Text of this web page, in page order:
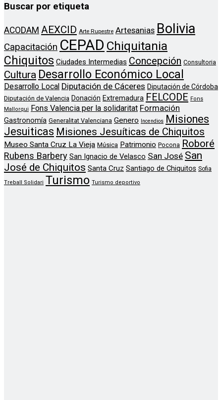
Buscar por etiqueta
ACODAM AEXCID Arte Rupestre Artesanias Bolivia
Capacitación CEPAD Chiquitania
Chiquitos Ciudades Intermedias Concepción Consultoria
Cultura Desarrollo Económico Local
Desarrollo Local Diputación de Cáceres Diputación de Córdoba
Diputación de Valencia Donación Extremadura FELCODE Fons
Mallorqui
Fons Valencia per la solidaritat Formación
Gastronomía Generalitat Valenciana Genero Incendios
Misiones
Jesuiticas Misiones Jesuíticas de Chiquitos
Museo Santa Cruz La Vieja Música Patrimonio Pocona Roboré
Rubens Barbery San Ignacio de Velasco San José San
José de Chiquitos Santa Cruz Santiago de Chiquitos Sofia
Treball Solidari Turismo Turismo deportivo